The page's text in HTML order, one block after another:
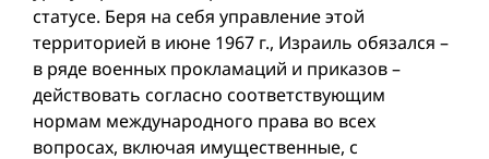
статусе. Беря на себя управление этой
территорией в июне 1967 г., Израиль обязался –
в ряде военных прокламаций и приказов –
действовать согласно соответствующим
нормам международного права во всех
вопросах, включая имущественные, с